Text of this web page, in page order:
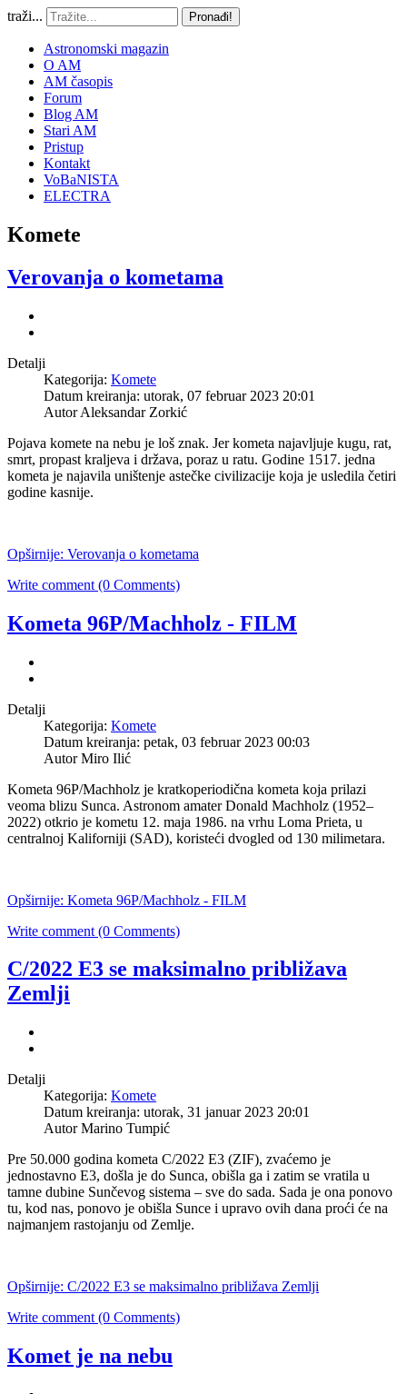
traži... Pronađi!
Astronomski magazin
O AM
AM časopis
Forum
Blog AM
Stari AM
Pristup
Kontakt
VoBaNISTA
ELECTRA
Komete
Verovanja o kometama
Detalji
Kategorija: Komete
Datum kreiranja: utorak, 07 februar 2023 20:01
Autor Aleksandar Zorkić
Pojava komete na nebu je loš znak. Jer kometa najavljuje kugu, rat,
smrt, propast kraljeva i država, poraz u ratu. Godine 1517. jedna
kometa je najavila uništenje astečke civilizacije koja je usledila četiri
godine kasnije.
Opširnije: Verovanja o kometama
Write comment (0 Comments)
Kometa 96P/Machholz - FILM
Detalji
Kategorija: Komete
Datum kreiranja: petak, 03 februar 2023 00:03
Autor Miro Ilić
Kometa 96P/Machholz je kratkoperiodična kometa koja prilazi
veoma blizu Sunca. Astronom amater Donald Machholz (1952–
2022) otkrio je kometu 12. maja 1986. na vrhu Loma Prieta, u
centralnoj Kaliforniji (SAD), koristeći dvogled od 130 milimetara.
Opširnije: Kometa 96P/Machholz - FILM
Write comment (0 Comments)
C/2022 E3 se maksimalno približava
Zemlji
Detalji
Kategorija: Komete
Datum kreiranja: utorak, 31 januar 2023 20:01
Autor Marino Tumpić
Pre 50.000 godina kometa C/2022 E3 (ZIF), zvaćemo je
jednostavno E3, došla je do Sunca, obišla ga i zatim se vratila u
tamne dubine Sunčevog sistema – sve do sada. Sada je ona ponovo
tu, kod nas, ponovo je obišla Sunce i upravo ovih dana proći će na
najmanjem rastojanju od Zemlje.
Opširnije: C/2022 E3 se maksimalno približava Zemlji
Write comment (0 Comments)
Komet je na nebu